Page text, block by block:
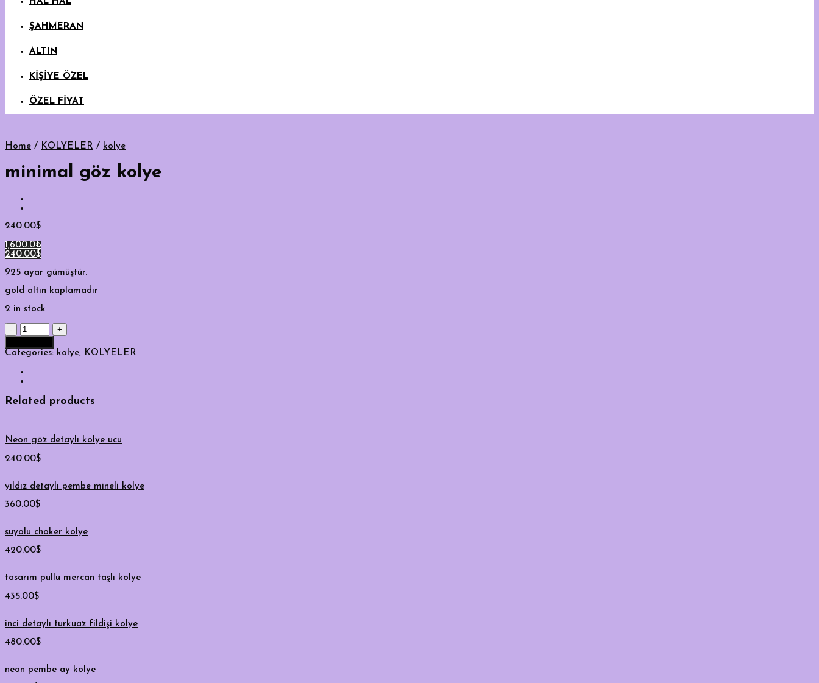
ŞAHMERAN
ALTIN
KİŞİYE ÖZEL
ÖZEL FİYAT
Home / KOLYELER / kolye
minimal göz kolye
240.00$
1,600.0₺
240.00$
925 ayar gümüştür.
gold altın kaplamadır
2 in stock
minimal
göz
kolye
quantity
Categories: kolye, KOLYELER
Related products
Neon göz detaylı kolye ucu
240.00$
yıldız detaylı pembe mineli kolye
360.00$
suyolu choker kolye
420.00$
tasarım pullu mercan taşlı kolye
435.00$
inci detaylı turkuaz fildişi kolye
480.00$
neon pembe ay kolye